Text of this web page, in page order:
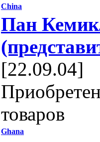
China
Пан
[22.09.04]
товаров
Ghana